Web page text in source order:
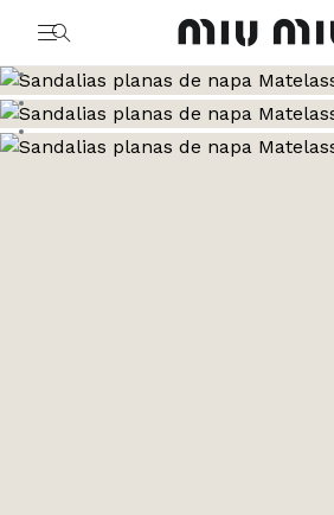
Ver la imagen 2
Ver la imagen 3
Ver la imagen 4